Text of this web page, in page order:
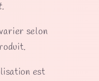
selon
est